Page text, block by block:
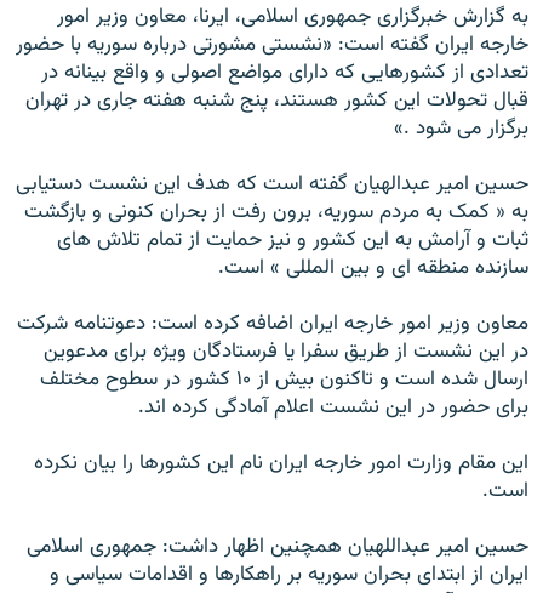
به گزارش خبرگزاری جمهوری اسلامی، ايرنا، معاون وزير امور
خارجه ايران گفته است: «نشستی مشورتی درباره سوريه با حضور
تعدادی از کشورهايی که دارای مواضع اصولی و واقع بينانه در
قبال تحولات اين کشور هستند، پنج شنبه هفته جاری در تهران
برگزار می شود .»
حسین امير عبدالهيان گفته است که هدف اين نشست دستيابی
به « کمک به مردم سوريه، برون رفت از بحران کنونی و بازگشت
ثبات و آرامش به اين کشور و نيز حمايت از تمام تلاش های
سازنده منطقه ای و بين المللی » است.
معاون وزير امور خارجه ایران اضافه کرده است: دعوتنامه شرکت
در اين نشست از طريق سفرا يا فرستادگان وی‍ژه برای مدعوين
ارسال شده است و تاکنون بيش از ۱۰ کشور در سطوح مختلف
برای حضور در اين نشست اعلام آمادگی کرده اند.
این مقام وزارت امور خارجه ایران نام این کشورها را بیان نکرده
است.
حسین امیر عبداللهیان همچنین اظهار داشت: جمهوری اسلامی
ايران از ابتدای بحران سوريه بر راهکارها و اقدامات سياسی و